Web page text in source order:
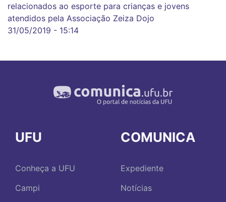
relacionados ao esporte para crianças e jovens
atendidos pela Associação Zeiza Dojo
31/05/2019 - 15:14
UFU
Conheça a UFU
Campi
COMUNICA
Expediente
Notícias